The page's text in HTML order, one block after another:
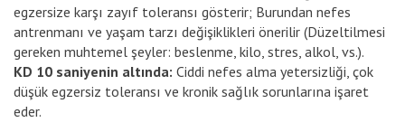
egzersize karşı zayıf toleransı gösterir; Burundan nefes
antrenmanı ve yaşam tarzı değişiklikleri önerilir (Düzeltilmesi
gereken muhtemel şeyler: beslenme, kilo, stres, alkol, vs.).
KD 10 saniyenin altında: Ciddi nefes alma yetersizliği, çok
düşük egzersiz toleransı ve kronik sağlık sorunlarına işaret
eder.